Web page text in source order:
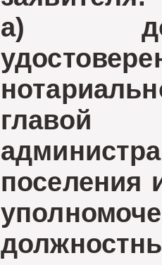
а)
главой
поселения